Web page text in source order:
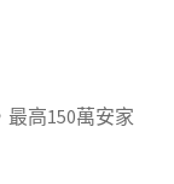
高150萬安家